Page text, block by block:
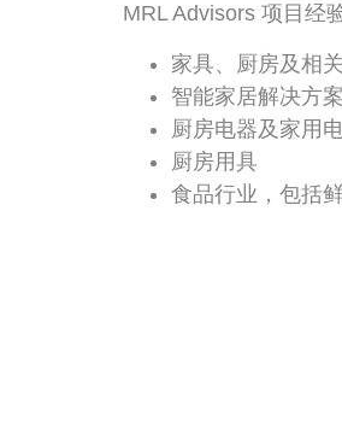
MRL Advisors 项目经
家具、厨房及相
智能家居解决方案
厨房电器及家用
厨房用具
食品行业，包括